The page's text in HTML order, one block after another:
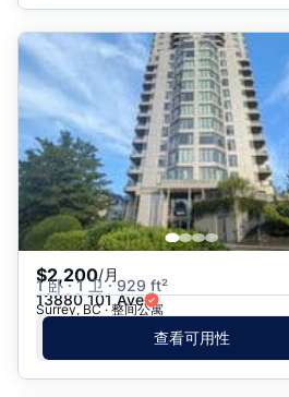
$2,200/月
1 卧 · 1 卫 · 929 ft²
13880 101 Ave
Surrey, BC · 整间公寓
查看可用性